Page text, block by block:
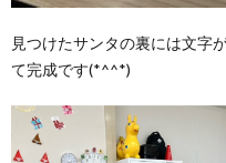
見つけたサンタの裏には文字
て完成です(*^^*)